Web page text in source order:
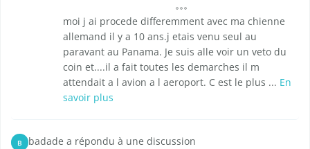
moi j ai procede differemment avec ma chienne
allemand il y a 10 ans.j etais venu seul au
paravant au Panama. Je suis alle voir un veto du
coin et....il a fait toutes les demarches il m
attendait a l avion a l aeroport. C est le plus ... En
savoir plus
B badade a répondu à une discussion